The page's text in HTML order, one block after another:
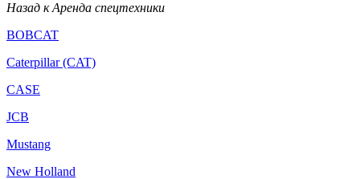
Назад к Аренда спецтехники
BOBCAT
Caterpillar (CAT)
CASE
JCB
Mustang
New Holland